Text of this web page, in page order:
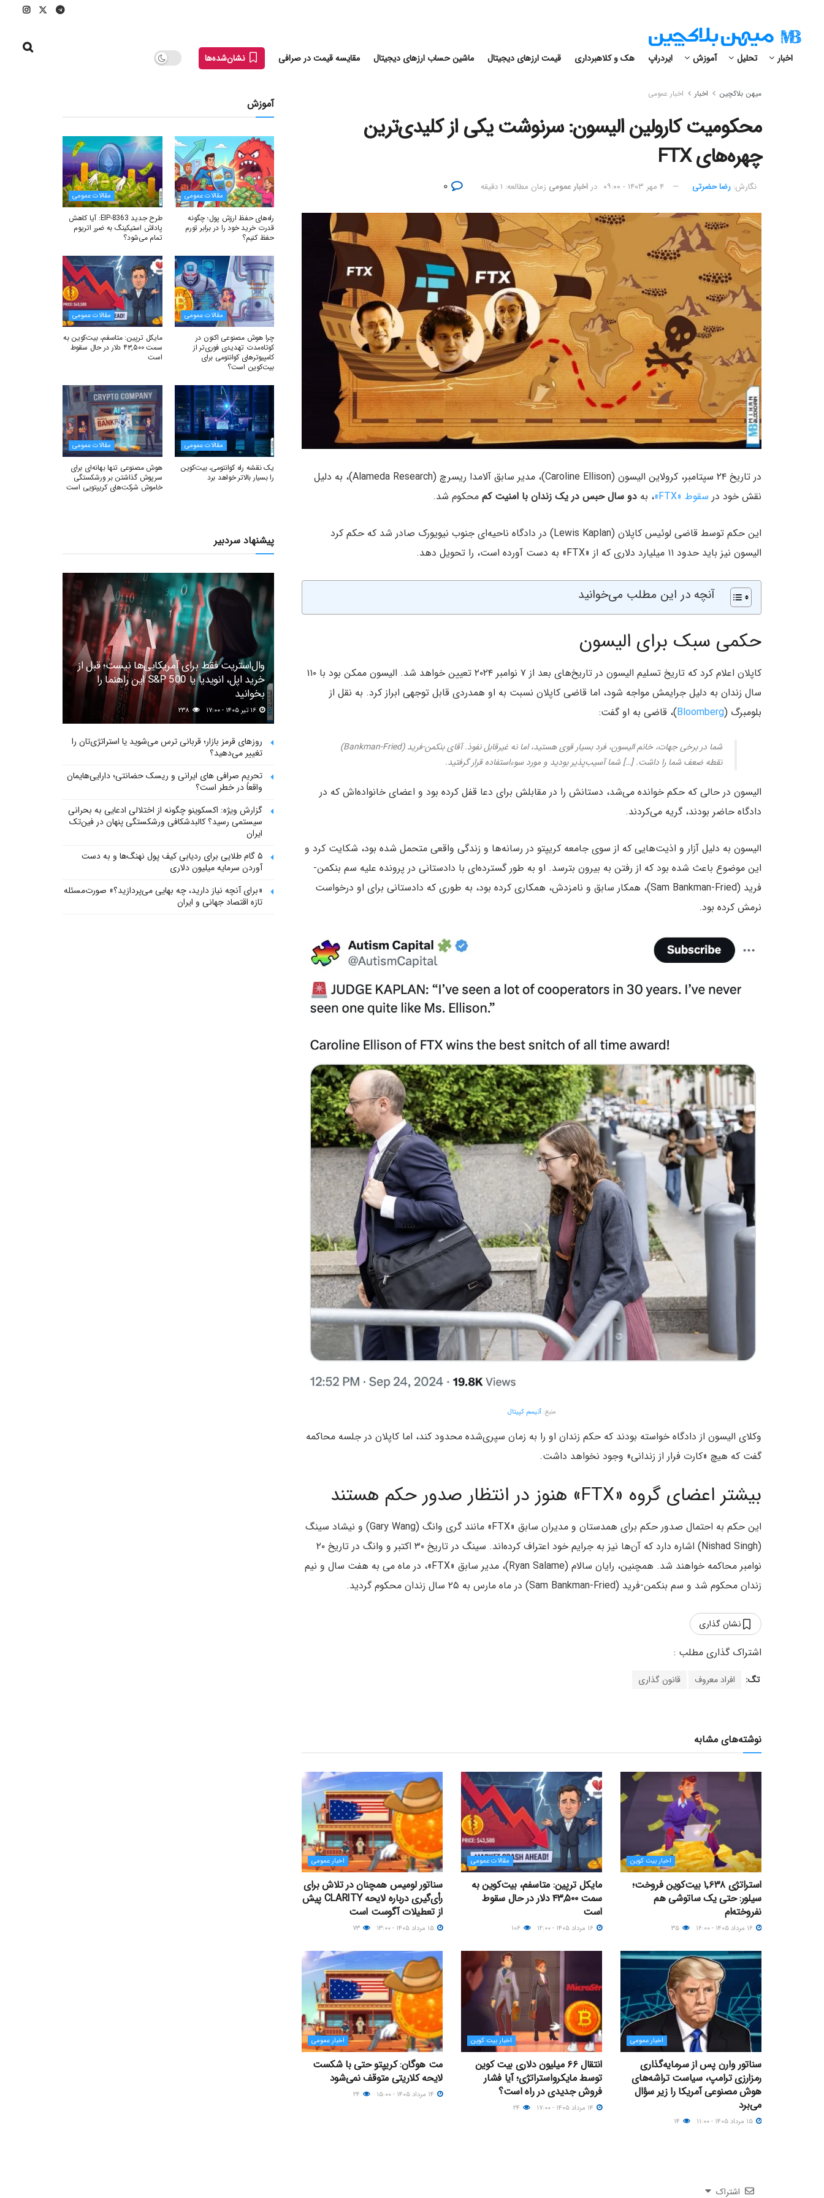
اخبار تحلیل آموزش ایردراپ هک و کلاهبرداری قیمت ارزهای دیجیتال ماشین حساب ارزهای دیجیتال مقایسه قیمت در صرافی نشان‌شده‌ها
میهن بلاکچین اخبار اخبار عمومی
محکومیت کارولین الیسون: سرنوشت یکی از کلیدی‌ترین
چهره‌های FTX
نگارش:‌ رضا حضرتی ۴ مهر ۱۴۰۳ - ۰۹:۰۰ در اخبار عمومی زمان مطالعه: ۱ دقیقه
در تاریخ ۲۴ سپتامبر، کرولاین الیسون (Caroline Ellison)، مدیر سابق آلامدا ریسرچ (Alameda Research)، به دلیل
نقش خود در سقوط «FTX» ، به دو سال حبس در یک زندان با امنیت کم محکوم شد.
این حکم توسط قاضی لوئیس کاپلان (Lewis Kaplan) در دادگاه ناحیه‌ای جنوب نیویورک صادر شد که حکم کرد
الیسون نیز باید حدود ۱۱ میلیارد دلاری که از «FTX» به دست آورده است، را تحویل دهد.
آنچه در این مطلب می‌خوانید
حکمی سبک برای الیسون
کاپلان اعلام کرد که تاریخ تسلیم الیسون در تاریخ‌های بعد از ۷ نوامبر ۲۰۲۴ تعیین خواهد شد. الیسون ممکن بود با ۱۱۰
سال زندان به دلیل جرایمش مواجه شود، اما قاضی کاپلان نسبت به او همدردی قابل توجهی ابراز کرد. به نقل از
بلومبرگ (Bloomberg)، قاضی به او گفت:
شما در برخی جهات، خانم الیسون، فرد بسیار قوی هستید، اما نه غیرقابل نفوذ. آقای بنکمن-فرید (Bankman-Fried)
نقطه ضعف شما را داشت. […] شما آسیب‌پذیر بودید و مورد سوءاستفاده قرار گرفتید.
الیسون در حالی که حکم خوانده می‌شد، دستانش را در مقابلش برای دعا قفل کرده بود و اعضای خانواده‌اش که در
دادگاه حاضر بودند، گریه می‌کردند.
الیسون به دلیل آزار و اذیت‌هایی که از سوی جامعه کریپتو در رسانه‌ها و زندگی واقعی متحمل شده بود، شکایت کرد و
این موضوع باعث شده بود که از رفتن به بیرون بترسد. او به طور گسترده‌ای با دادستانی در پرونده علیه سم بنکمن-
فرید (Sam Bankman-Fried)، همکار سابق و نامزدش، همکاری کرده بود، به طوری که دادستانی برای او درخواست
نرمش کرده بود.
منبع:آتیسم کپیتال
وکلای الیسون از دادگاه خواسته بودند که حکم زندان او را به زمان سپری‌شده محدود کند، اما کاپلان در جلسه محاکمه
گفت که هیچ «کارت فرار از زندانی» وجود نخواهد داشت.
بیشتر اعضای گروه «FTX» هنوز در انتظار صدور حکم هستند
این حکم به احتمال صدور حکم برای همدستان و مدیران سابق «FTX» مانند گری وانگ (Gary Wang) و نیشاد سینگ
(Nishad Singh) اشاره دارد که آن‌ها نیز به جرایم خود اعتراف کرده‌اند. سینگ در تاریخ ۳۰ اکتبر و وانگ در تاریخ ۲۰
نوامبر محاکمه خواهند شد. همچنین، رایان سالام (Ryan Salame)، مدیر سابق «FTX»، در ماه می به هفت سال و نیم
زندان محکوم شد و سم بنکمن-فرید (Sam Bankman-Fried) در ماه مارس به ۲۵ سال زندان محکوم گردید.
نشان گذاری
تگ: افراد معروف قانون گذاری
نوشته‌های مشابه
اخبار بیت کوین
استراتژی ۱٬۶۳۸ بیت‌کوین فروخت؛
سیلور: حتی یک ساتوشی هم
نفروخته‌ام
مقالات عمومی
مایکل ترپین: متاسفم، بیت‌کوین به
سمت ۴۳,۵۰۰ دلار در حال سقوط
است
اخبار عمومی
سناتور لومیس همچنان در تلاش برای
رأی‌گیری درباره لایحه CLARITY پیش
از تعطیلات آگوست است
اخبار عمومی
سناتور وارن پس از سرمایه‌گذاری
رمزارزی ترامپ، سیاست تراشه‌های
هوش مصنوعی آمریکا را زیر سؤال
می‌برد
اخبار بیت کوین
انتقال ۶۶ میلیون دلاری بیت کوین
توسط مایکرواستراتژی؛ آیا فشار
فروش جدیدی در راه است؟
اخبار عمومی
مت هوگان: کریپتو حتی با شکست
لایحه کلاریتی متوقف نمی‌شود
اشتراک
آموزش
مقالات عمومی
راه‌های حفظ ارزش پول؛ چگونه
قدرت خرید خود را در برابر تورم
حفظ کنیم؟
مقالات عمومی
طرح جدید EIP-8363: آیا کاهش
پاداش استیکینگ به ضرر اتریوم
تمام می‌شود؟
مقالات عمومی
چرا هوش مصنوعی اکنون در
کوتاه‌مدت تهدیدی فوری‌تر از
کامپیوترهای کوانتومی برای
بیت‌کوین است؟
مقالات عمومی
مایکل ترپین: متاسفم، بیت‌کوین به
سمت ۴۳,۵۰۰ دلار در حال سقوط
است
مقالات عمومی
یک نقشه راه کوانتومی، بیت‌کوین
را بسیار بالاتر خواهد برد
مقالات عمومی
هوش مصنوعی تنها بهانه‌ای برای
سرپوش گذاشتن بر ورشکستگی
خاموش شرکت‌های کریپتویی است
پیشنهاد سردبیر
وال‌استریت فقط برای آمریکایی‌ها نیست؛ قبل از
خرید اپل، انویدیا یا S&P 500 این راهنما را
بخوانید
روزهای قرمز بازار؛ قربانی ترس می‌شوید یا استراتژی‌تان را
تغییر می‌دهید؟
تحریم صرافی های ایرانی و ریسک حضانتی؛ دارایی‌هایمان
واقعاً در خطر است؟
گزارش ویژه: اکسکوینو چگونه از اختلالی ادعایی به بحرانی
سیستمی رسید؟ کالبدشکافی ورشکستگی پنهان در فین‌تک
ایران
۵ گام طلایی برای ردیابی کیف پول‌ نهنگ‌ها و به دست
آوردن سرمایه میلیون دلاری
«برای آنچه نیاز دارید، چه بهایی می‌پردازید؟» صورت‌مسئله
تازه اقتصاد جهانی و ایران